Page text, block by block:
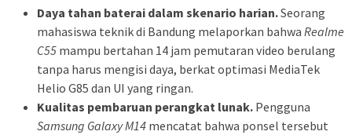
Daya tahan baterai dalam skenario harian.Seorang
mahasiswa teknik di Bandung melaporkan bahwa Realme
C55 mampu bertahan 14 jam pemutaran video berulang
tanpa harus mengisi daya, berkat optimasi MediaTek
Helio G85 dan UI yang ringan.
Kualitas pembaruan perangkat lunak. Pengguna
Samsung Galaxy M14 mencatat bahwa ponsel tersebut